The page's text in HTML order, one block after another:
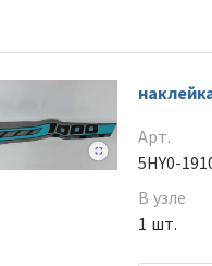
Арт.
5HY0-
В узле
1 шт.